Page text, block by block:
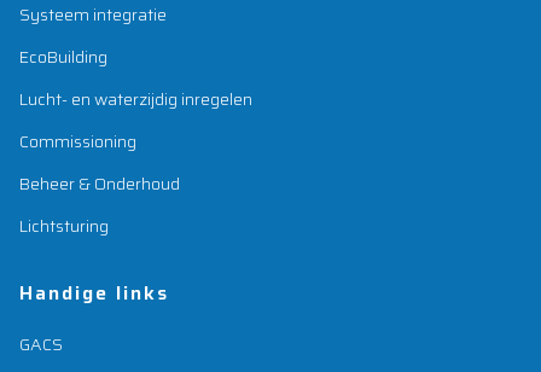
Systeem integratie
EcoBuilding
Lucht- en waterzijdig inregelen
Commissioning
Beheer & Onderhoud
Lichtsturing
Handige links
GACS